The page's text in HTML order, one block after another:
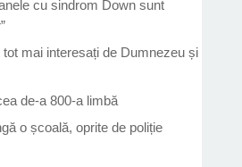
cu sindrom Down sunt
mai interesați de Dumnezeu și
de-a 800-a limbă
o școală, oprite de poliție